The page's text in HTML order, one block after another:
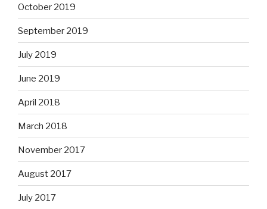
October 2019
September 2019
July 2019
June 2019
April 2018
March 2018
November 2017
August 2017
July 2017